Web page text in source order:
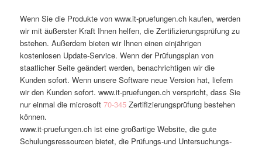
Wenn Sie die Produkte von www.it-pruefungen.ch kaufen, werden
wir mit äußerster Kraft Ihnen helfen, die Zertifizierungsprüfung zu
bstehen. Außerdem bieten wir Ihnen einen einjährigen
kostenlosen Update-Service. Wenn der Prüfungsplan von
staatlicher Seite geändert werden, benachrichtigen wir die
Kunden sofort. Wenn unsere Software neue Version hat, liefern
wir den Kunden sofort. www.it-pruefungen.ch verspricht, dass Sie
nur einmal die microsoft70-345 Zertifizierungsprüfung bestehen
können.
www.it-pruefungen.ch ist eine großartige Website, die gute
Schulungsressourcen bietet, die Prüfungs-und Untersuchungs-